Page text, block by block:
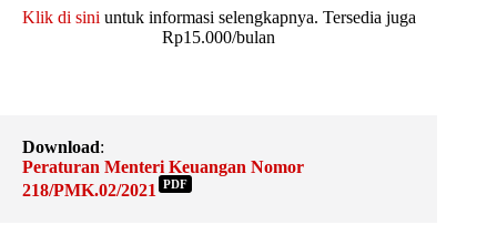
Klik di sini untuk informasi selengkapnya. Tersedia juga
Rp15.000/bulan
Download:
Peraturan Menteri Keuangan Nomor
218/PMK.02/2021
PDF